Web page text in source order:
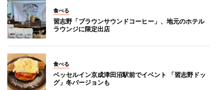
食べる
習志野「ブラウンサウンドコーヒー」、地元のホテル
ラウンジに限定出店
食べる
ベッセルイン京成津田沼駅前でイベント 「習志野ドッ
グ」冬バージョンも